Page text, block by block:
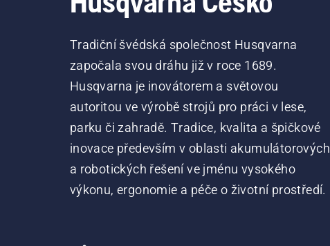
Tradiční švédská společnost Husqvarna
započala svou dráhu již v roce 1689.
Husqvarna je inovátorem a světovou
autoritou ve výrobě strojů pro práci v lese,
parku či zahradě. Tradice, kvalita a špičkové
inovace především v oblasti akumulátorových
a robotických řešení ve jménu vysokého
výkonu, ergonomie a péče o životní prostředí.